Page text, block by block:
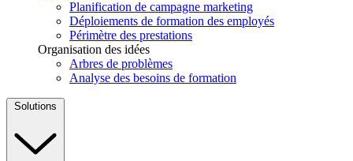
Planification de campagne marketing
Déploiements de formation des employés
Périmètre des prestations
Organisation des idées
Arbres de problèmes
Analyse des besoins de formation
Solutions